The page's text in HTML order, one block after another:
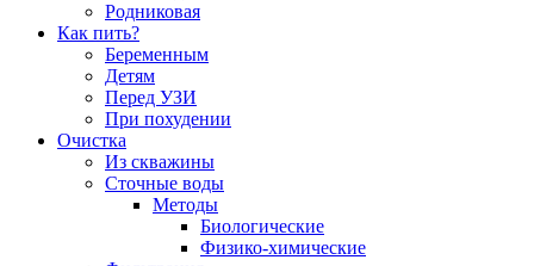
Родниковая
Как пить?
Беременным
Детям
Перед УЗИ
При похудении
Очистка
Из скважины
Сточные воды
Методы
Биологические
Физико-химические